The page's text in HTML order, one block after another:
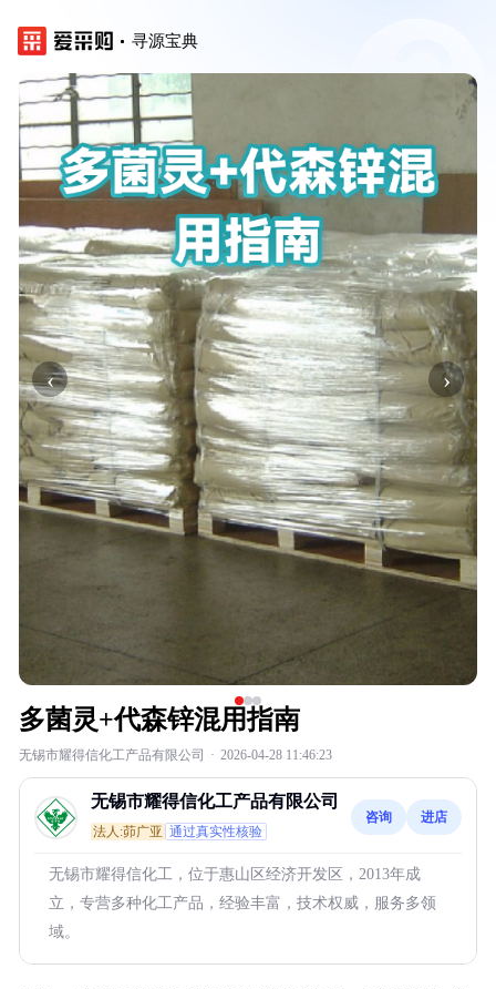
寻源宝典
‹ ›
多菌灵+代森锌混用指南
无锡市耀得信化工产品有限公司 · 2026-04-28 11:46:23
无锡市耀得信化工产品有限公司
法人:茆广亚 通过真实性核验
咨询 进店
无锡市耀得信化工，位于惠山区经济开发区，2013年成
立，专营多种化工产品，经验丰富，技术权威，服务多领
域。